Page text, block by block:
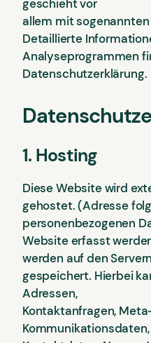
geschieht vor
allem mit
Detaillierte
Analyseprogrammen
Datenschutzerklärung.
1. Hosting
Diese Website wird
gehostet. (Adresse
personenbezogenen
Website erfasst
werden auf den
gespeichert. Hierbei
Adressen,
Kontaktanfragen,